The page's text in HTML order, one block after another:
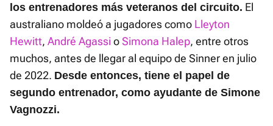
los entrenadores más veteranos del circuito. El
australiano moldeó a jugadores como Lleyton
Hewitt, André Agassi o Simona Halep, entre otros
muchos, antes de llegar al equipo de Sinner en julio
de 2022. Desde entonces, tiene el papel de
segundo entrenador, como ayudante de Simone
Vagnozzi.